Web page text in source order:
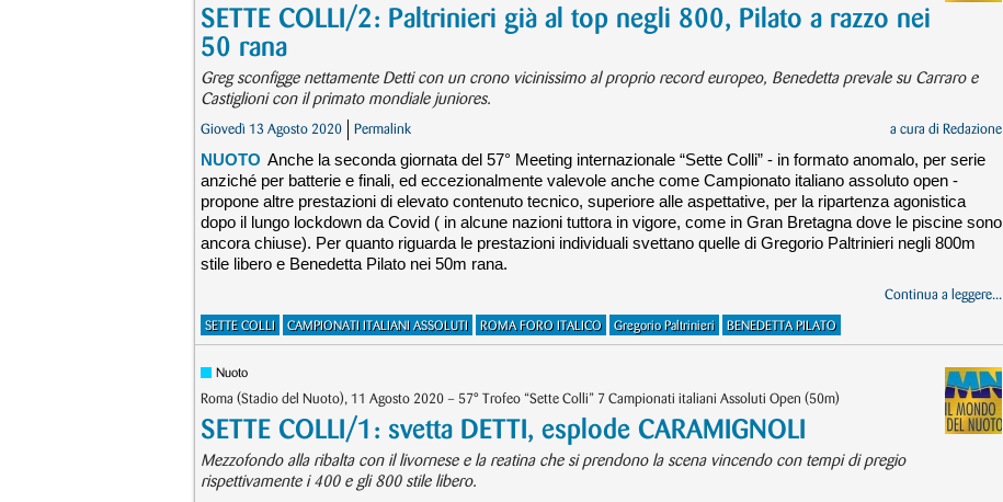
SETTE COLLI/2: Paltrinieri già al top negli 800, Pilato a razzo nei
50 rana
Greg sconfigge nettamente Detti con un crono vicinissimo al proprio record europeo, Benedetta prevale su Carraro e
Castiglioni con il primato mondiale juniores.
Giovedì 13 Agosto 2020 Permalink a cura di Redazione
NUOTO Anche la seconda giornata del 57° Meeting internazionale “Sette Colli” - in formato anomalo, per serie
anziché per batterie e finali, ed eccezionalmente valevole anche come Campionato italiano assoluto open -
propone altre prestazioni di elevato contenuto tecnico, superiore alle aspettative, per la ripartenza agonistica
dopo il lungo lockdown da Covid ( in alcune nazioni tuttora in vigore, come in Gran Bretagna dove le piscine sono
ancora chiuse). Per quanto riguarda le prestazioni individuali svettano quelle di Gregorio Paltrinieri negli 800m
stile libero e Benedetta Pilato nei 50m rana.
Continua a leggere...
SETTE COLLI CAMPIONATI ITALIANI ASSOLUTI ROMA FORO ITALICO Gregorio Paltrinieri BENEDETTA PILATO
Nuoto
Roma (Stadio del Nuoto), 11 Agosto 2020 – 57° Trofeo “Sette Colli” 7 Campionati italiani Assoluti Open (50m)
SETTE COLLI/1: svetta DETTI, esplode CARAMIGNOLI
Mezzofondo alla ribalta con il livornese e la reatina che si prendono la scena vincendo con tempi di pregio
rispettivamente i 400 e gli 800 stile libero.